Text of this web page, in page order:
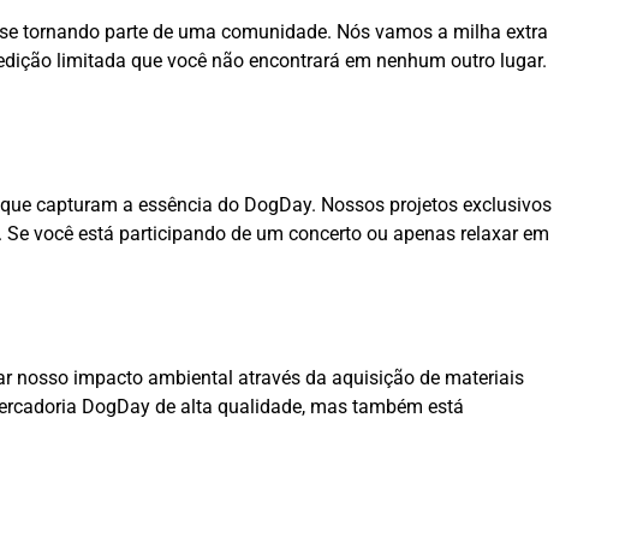
tornando parte de uma comunidade. Nós vamos a milha extra
limitada que você não encontrará em nenhum outro lugar.
capturam a essência do DogDay. Nossos projetos exclusivos
você está participando de um concerto ou apenas relaxar em
nosso impacto ambiental através da aquisição de materiais
DogDay de alta qualidade, mas também está